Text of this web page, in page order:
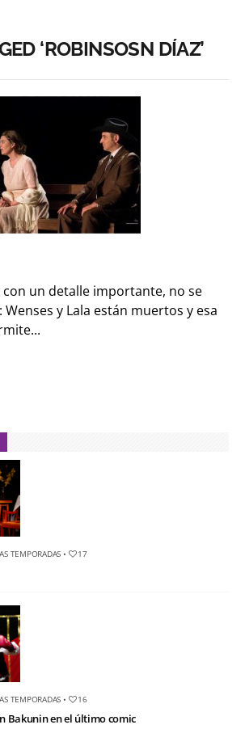
‘ROBINSOSN DÍAZ’
con un detalle importante, no se
y Lala están muertos y esa
TEMPORADAS • 17
TEMPORADAS • 16
Bakunin en el último comic